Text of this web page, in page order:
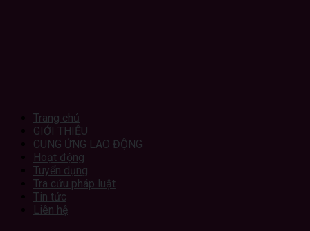
Trang chủ
GIỚI THIỆU
CUNG ỨNG LAO ĐỘNG
Hoạt động
Tuyển dụng
Tra cứu pháp luật
Tin tức
Liên hệ